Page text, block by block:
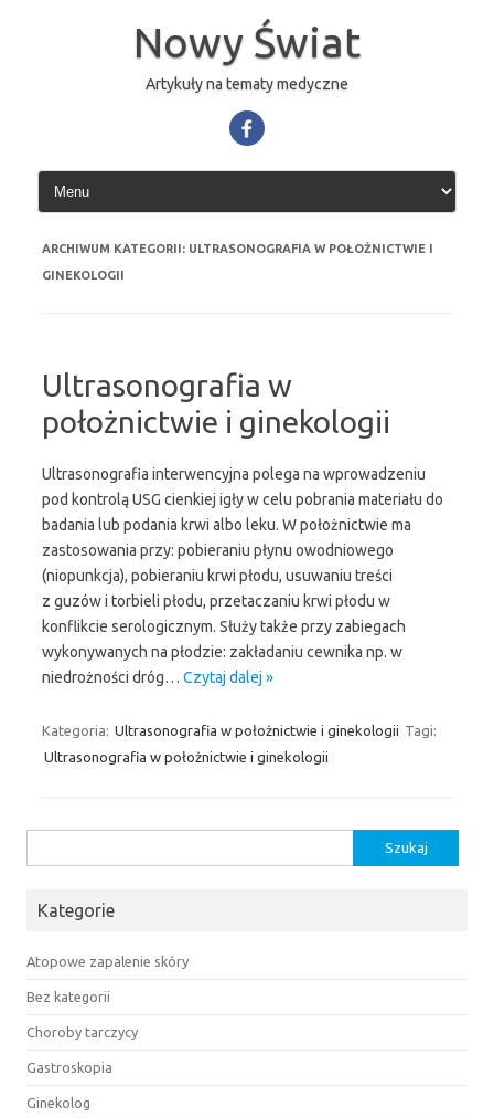
Nowy Świat
Artykuły na tematy medyczne
ARCHIWUM KATEGORII: ULTRASONOGRAFIA W POŁOŻNICTWIE I
GINEKOLOGII
Ultrasonografia w
położnictwie i ginekologii
Ultrasonografia interwencyjna polega na wprowadzeniu
pod kontrolą USG cienkiej igły w celu pobrania materiału do
badania lub podania krwi albo leku. W położnictwie ma
zastosowania przy: pobieraniu płynu owodniowego
(niopunkcja), pobieraniu krwi płodu, usuwaniu treści
z guzów i torbieli płodu, przetaczaniu krwi płodu w
konflikcie serologicznym. Służy także przy zabiegach
wykonywanych na płodzie: zakładaniu cewnika np. w
niedrożności dróg… Czytaj dalej »
Kategoria: Ultrasonografia w położnictwie i ginekologii Tagi:
Ultrasonografia w położnictwie i ginekologii
Kategorie
Atopowe zapalenie skóry
Bez kategorii
Choroby tarczycy
Gastroskopia
Ginekolog